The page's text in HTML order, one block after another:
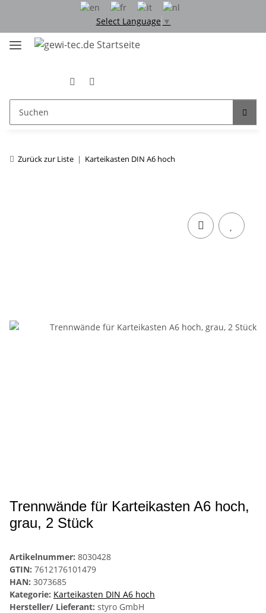
Select Language ▼
Zurück zur Liste Karteikasten DIN A6 hoch
Trennwände für Karteikasten A6 hoch,
grau, 2 Stück
Artikelnummer: 8030428
GTIN: 7612176101479
HAN: 3073685
Kategorie: Karteikasten DIN A6 hoch
Hersteller/ Lieferant: styro GmbH